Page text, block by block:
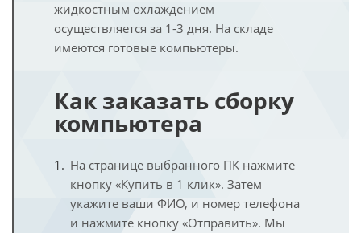
жидкостным охлаждением
осуществляется за 1-3 дня. На складе
имеются готовые компьютеры.
Как заказать сборку
компьютера
На странице выбранного ПК нажмите
кнопку «Купить в 1 клик». Затем
укажите ваши ФИО, и номер телефона
и нажмите кнопку «Отправить». Мы